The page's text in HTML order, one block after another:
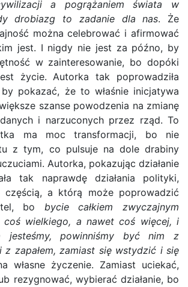
a pogrążaniem świata w
drobiazg to zadanie dla nas. Że
można celebrować i afirmować
jest. I nigdy nie jest za późno, by
w zainteresowanie, bo dopóki
życie. Autorka tak poprowadziła
pokazać, że to właśnie inicjatywa
szanse powodzenia na zmianę
i narzuconych przez rząd. To
ma moc transformacji, bo nie
z tym, co pulsuje na dole drabiny
Autorka, pokazując działanie
tak naprawdę działania polityki,
częścią, a którą może poprowadzić
bo bycie całkiem zwyczajnym
coś wielkiego, a nawet coś więcej, i
jesteśmy, powinniśmy być nim z
z zapałem, zamiast się wstydzić i się
własne życzenie. Zamiast uciekać,
rezygnować, wybierać działanie, bo